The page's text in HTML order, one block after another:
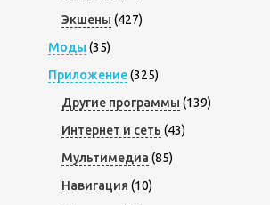
Экшены (427)
Моды (35)
Приложение(325)
Другие программы (139)
Интернет и сеть (43)
Мультимедиа (85)
Навигация (10)